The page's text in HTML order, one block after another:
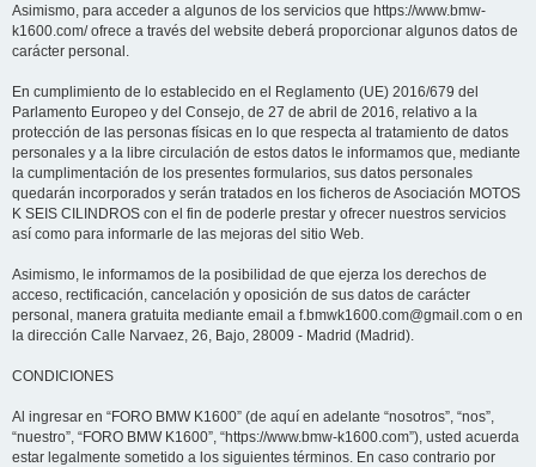
Asimismo, para acceder a algunos de los servicios que https://www.bmw-
k1600.com/ ofrece a través del website deberá proporcionar algunos datos de
carácter personal.
En cumplimiento de lo establecido en el Reglamento (UE) 2016/679 del
Parlamento Europeo y del Consejo, de 27 de abril de 2016, relativo a la
protección de las personas físicas en lo que respecta al tratamiento de datos
personales y a la libre circulación de estos datos le informamos que, mediante
la cumplimentación de los presentes formularios, sus datos personales
quedarán incorporados y serán tratados en los ficheros de Asociación MOTOS
K SEIS CILINDROS con el fin de poderle prestar y ofrecer nuestros servicios
así como para informarle de las mejoras del sitio Web.
Asimismo, le informamos de la posibilidad de que ejerza los derechos de
acceso, rectificación, cancelación y oposición de sus datos de carácter
personal, manera gratuita mediante email a f.bmwk1600.com@gmail.com o en
la dirección Calle Narvaez, 26, Bajo, 28009 - Madrid (Madrid).
CONDICIONES
Al ingresar en “FORO BMW K1600” (de aquí en adelante “nosotros”, “nos”,
“nuestro”, “FORO BMW K1600”, “https://www.bmw-k1600.com”), usted acuerda
estar legalmente sometido a los siguientes términos. En caso contrario por